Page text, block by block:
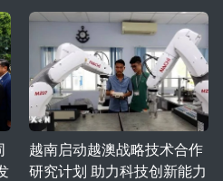
越南启动越澳战略技术合作
研究计划 助力科技创新能力